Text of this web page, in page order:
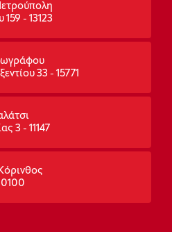
- 13123
33 - 15771
3 - 11147